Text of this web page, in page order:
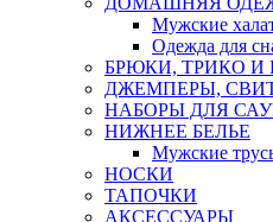
Мужские
Одежда для
БРЮКИ, ТРИКО
ДЖЕМПЕРЫ,
НАБОРЫ ДЛЯ
НИЖНЕЕ БЕЛЬЕ
Мужские
НОСКИ
ТАПОЧКИ
АКСЕССУАРЫ